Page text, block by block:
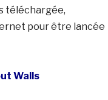
téléchargée,
pour être lancée
Walls